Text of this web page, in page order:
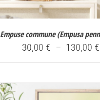
Empuse commune (Empusa
30,00 € – 130,00 €